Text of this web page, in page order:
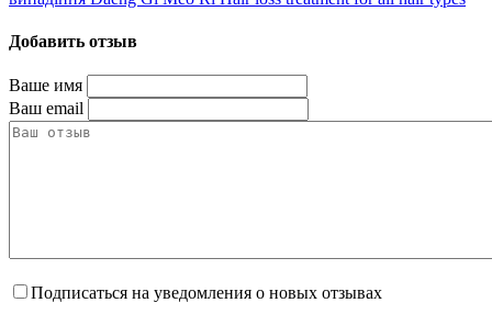
Добавить отзыв
Ваше имя
Ваш email
Подписаться на уведомления о новых отзывах